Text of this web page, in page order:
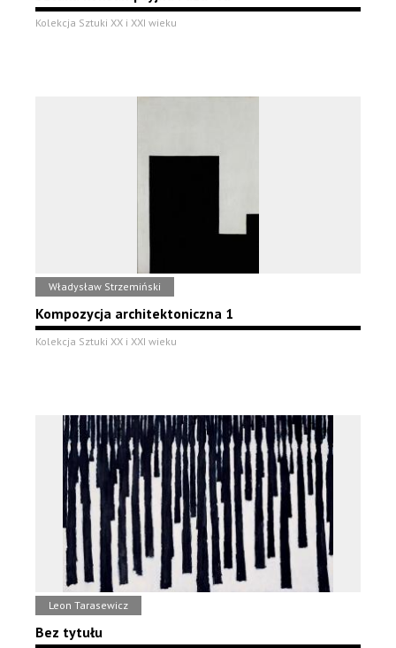
Kolekcja Sztuki XX i XXI wieku
Władysław Strzemiński
Kompozycja architektoniczna 1
Kolekcja Sztuki XX i XXI wieku
Leon Tarasewicz
Bez tytułu